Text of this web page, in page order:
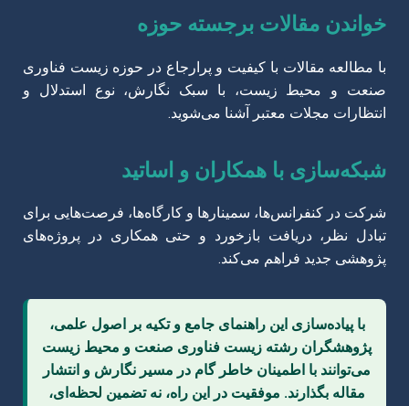
خواندن مقالات برجسته حوزه
با مطالعه مقالات با کیفیت و پرارجاع در حوزه زیست فناوری
صنعت و محیط زیست، با سبک نگارش، نوع استدلال و
انتظارات مجلات معتبر آشنا می‌شوید.
شبکه‌سازی با همکاران و اساتید
شرکت در کنفرانس‌ها، سمینارها و کارگاه‌ها، فرصت‌هایی برای
تبادل نظر، دریافت بازخورد و حتی همکاری در پروژه‌های
پژوهشی جدید فراهم می‌کند.
با پیاده‌سازی این راهنمای جامع و تکیه بر اصول علمی،
پژوهشگران رشته زیست فناوری صنعت و محیط زیست
می‌توانند با اطمینان خاطر گام در مسیر نگارش و انتشار
مقاله بگذارند. موفقیت در این راه، نه تضمین لحظه‌ای،